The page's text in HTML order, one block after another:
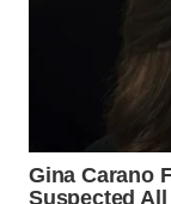
BOROBUDUR
WN
MADURA